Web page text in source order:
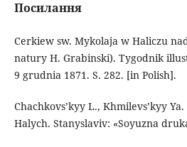
Посилання
Cerkiew sw. Mykolaja w Haliczu
natury H. Grabinski). Tygodnik
9 grudnia 1871. S. 282. [in Polish].
Chachkovs’kyy L., Khmilevs’kyy
Halych. Stanyslaviv: «Soyuzna